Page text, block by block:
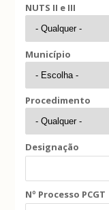
NUTS II e III
Município
Procedimento
Designação
Nº Processo PCGT